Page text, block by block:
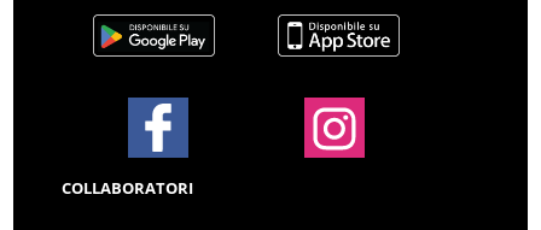
COLLABORATORI